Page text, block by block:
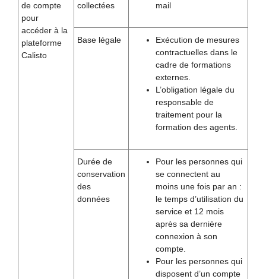
de compte
pour
accéder à la
plateforme
Calisto
collectées
mail
Base légale
Exécution de mesures
contractuelles dans le
cadre de formations
externes.
L’obligation légale du
responsable de
traitement pour la
formation des agents.
Durée de
conservation
des
données
Pour les personnes qui
se connectent au
moins une fois par an :
le temps d’utilisation du
service et 12 mois
après sa dernière
connexion à son
compte.
Pour les personnes qui
disposent d’un compte